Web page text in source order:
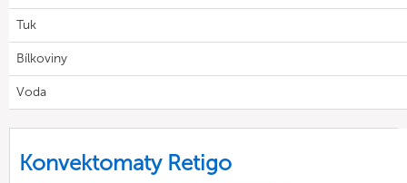
Tuk
Bílkoviny
Voda
Konvektomaty Retigo